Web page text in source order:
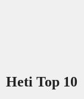
Heti Top 10